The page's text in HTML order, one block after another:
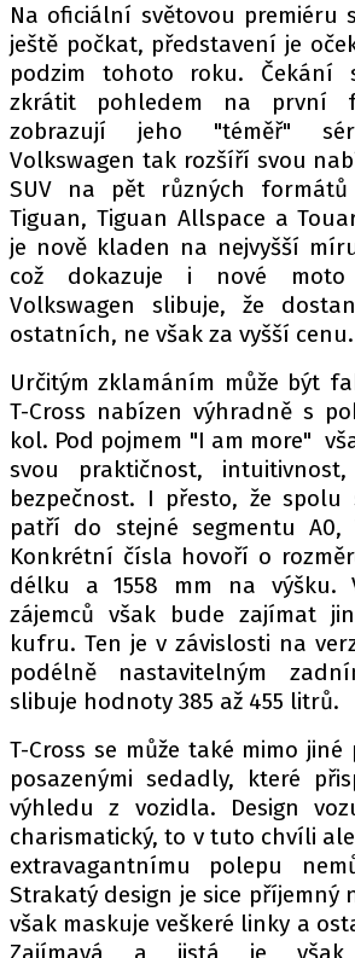
SLEDUJTE NÁS NA
Máte příběh, fotku nebo
Pošlete e-mail na
ETICKÝ KODEX
KONTAKT
VYDAVATEL
OSOBNÍ ÚDAJE /
Provozovatelem serveru
INCORP MEDIA GROUP s.r.o.,
Na oficiální světovou premiéru
ještě počkat, představení je
podzim tohoto roku. Čekání
zkrátit pohledem na první
zobrazují jeho "téměř"
Volkswagen tak rozšíří svou
SUV na pět různých formátů
Tiguan, Tiguan Allspace a
je nově kladen na nejvyšší
což dokazuje i nové
Volkswagen slibuje, že
ostatních, ne však za vyšší cenu.
Určitým zklamáním může být
T-Cross nabízen výhradně s
kol. Pod pojmem "I am more"
svou praktičnost,
bezpečnost. I přesto, že spolu
patří do stejné segmentu A0,
Konkrétní čísla hovoří o
délku a 1558 mm na výšku.
zájemců však bude zajímat
kufru. Ten je v závislosti na
podélně nastavitelným
slibuje hodnoty 385 až 455 litrů.
T-Cross se může také mimo
posazenými sedadly, které
výhledu z vozidla. Design
charismatický, to v tuto chvíli
extravagantnímu polepu
Strakatý design je sice příjemný
však maskuje veškeré linky a